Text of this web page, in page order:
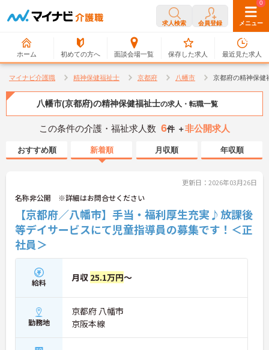
求人検索 会員登録 メニュー
ホーム 初めての方へ 面談会場一覧
0
保存した求人
0
最近見た求人
マイナビ介護職 精神保健福祉士 京都府 八幡市 京都府の精神保健
八幡市(京都府)の精神保健福祉士の求人・転職一覧
この条件の介護・福祉求人数 6件 ＋非公開求人
おすすめ順 新着順 月収順 年収順
更新日：2026年03月26日
名称非公開 ※詳細はお問合せください
【京都府／八幡市】手当・福利厚生充実♪放課後
等デイサービスにて児童指導員の募集です！＜正
社員＞
給料 月収 25.1万円～
勤務地
京都府 八幡市
京阪本線